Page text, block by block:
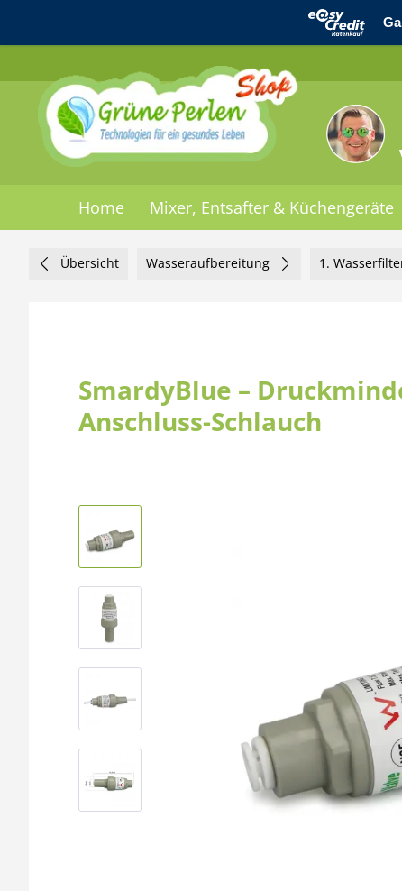
Home Mixer, Entsafter & Küchengeräte
Übersicht Wasseraufbereitung 1.
SmardyBlue –
Anschluss-Schlauch